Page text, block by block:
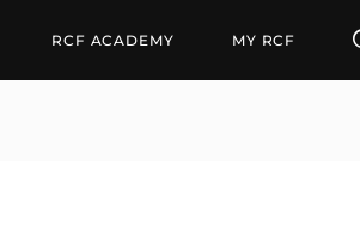
RCF ACADEMY MY RCF